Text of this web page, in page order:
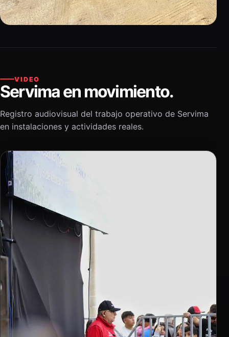
VIDEO
Servima en movimiento.
Registro audiovisual del trabajo operativo de Servima
en instalaciones y actividades reales.